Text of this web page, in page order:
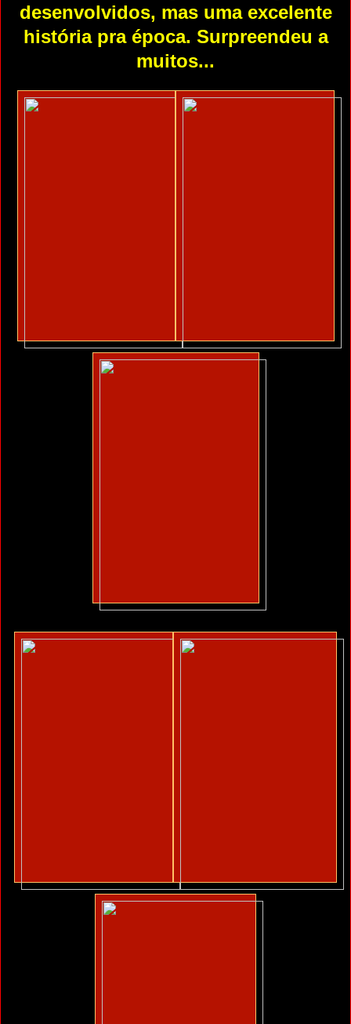
desenvolvidos, mas uma excelente
história pra época. Surpreendeu a
muitos...